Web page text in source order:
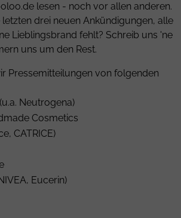
lesen - noch vor allen anderen.
letzten drei neuen Ankündigungen, alle
Lieblingsbrand fehlt? Schreib uns 'ne
uns um den Rest.
Pressemitteilungen von folgenden
Neutrogena)
Cosmetics
CATRICE)
Eucerin)